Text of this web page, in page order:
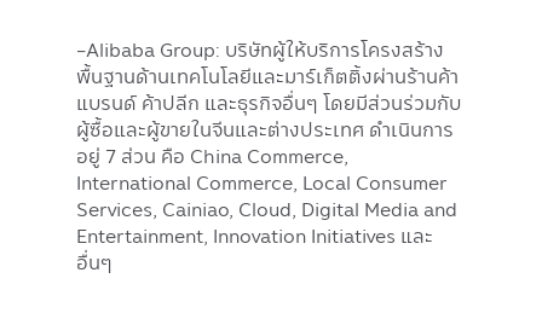
-Alibaba Group: บริษัทผู้ให้บริการโครงสร้าง
พื้นฐานด้านเทคโนโลยีและมาร์เก็ตติ้งผ่านร้านค้า
แบรนด์ ค้าปลีก และธุรกิจอื่นๆ โดยมีส่วนร่วมกับ
ผู้ซื้อและผู้ขายในจีนและต่างประเทศ ดำเนินการ
อยู่ 7 ส่วน คือ China Commerce,
International Commerce, Local Consumer
Services, Cainiao, Cloud, Digital Media and
Entertainment, Innovation Initiatives และ
อื่นๆ